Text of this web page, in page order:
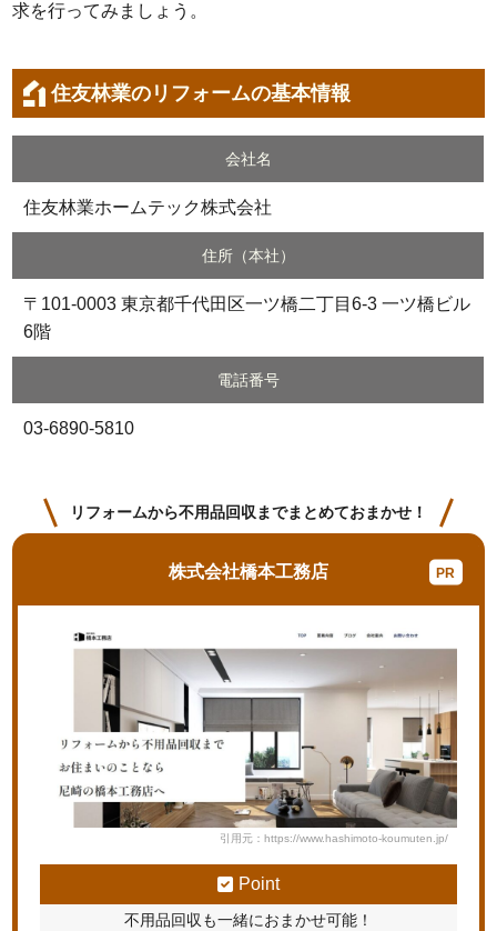
求を行ってみましょう。
住友林業のリフォームの基本情報
会社名
住友林業ホームテック株式会社
住所（本社）
〒101-0003 東京都千代田区一ツ橋二丁目6-3 一ツ橋ビル
6階
電話番号
03-6890-5810
リフォームから不用品回収までまとめておまかせ！
株式会社橋本工務店
引用元：https://www.hashimoto-koumuten.jp/
Point
不用品回収も一緒におまかせ可能！